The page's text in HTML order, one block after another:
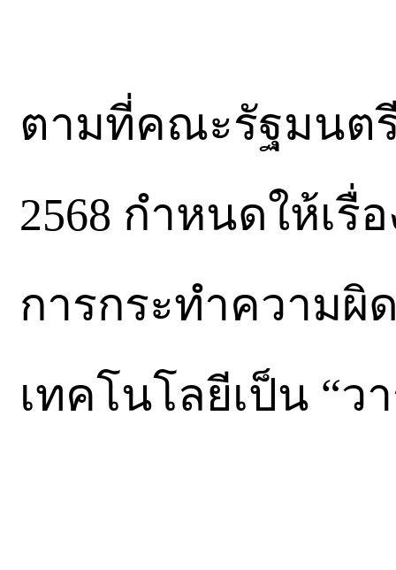
ตามที่คณะรัฐมนต
2568 กำหนดให้เรื่
การกระทำความผิ
เทคโนโลยีเป็น “ว